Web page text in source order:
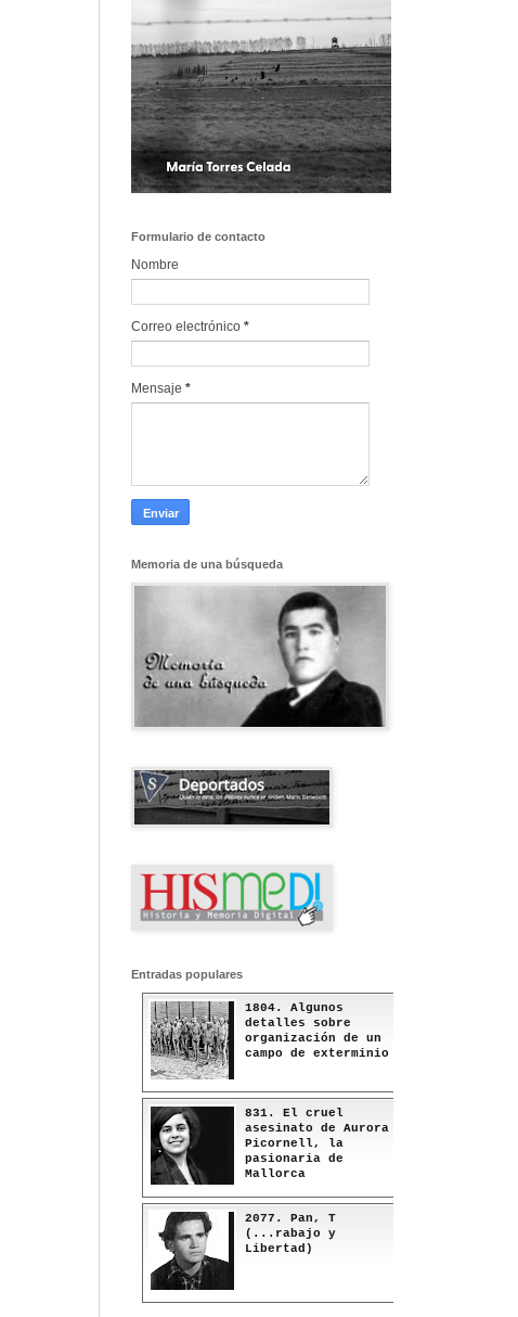
Formulario de contacto
Nombre
Correo electrónico *
Mensaje *
Memoria de una búsqueda
Entradas populares
1804. Algunos
detalles sobre
organización de un
campo de exterminio
831. El cruel
asesinato de Aurora
Picornell, la
pasionaria de
Mallorca
2077. Pan, T
(...rabajo y
Libertad)